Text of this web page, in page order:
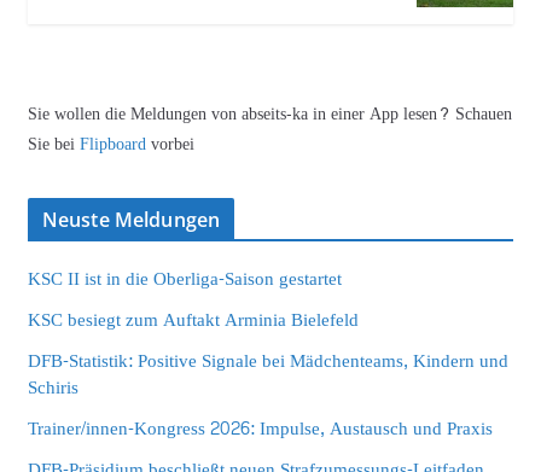
Sie wollen die Meldungen von abseits-ka in einer App lesen? Schauen
Sie beiFlipboardvorbei
Neuste Meldungen
KSC II ist in die Oberliga-Saison gestartet
KSC besiegt zum Auftakt Arminia Bielefeld
DFB-Statistik: Positive Signale bei Mädchenteams, Kindern und
Schiris
Trainer/innen-Kongress 2026: Impulse, Austausch und Praxis